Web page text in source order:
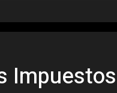
Impuestos